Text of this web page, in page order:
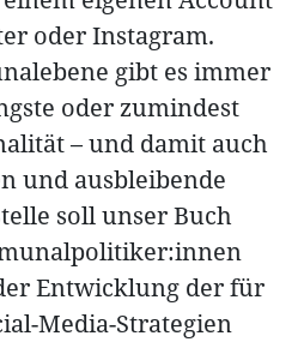
oder Instagram.
gibt es immer
oder zumindest
– und damit auch
und ausbleibende
soll unser Buch
Entwicklung der für
Media-Strategien